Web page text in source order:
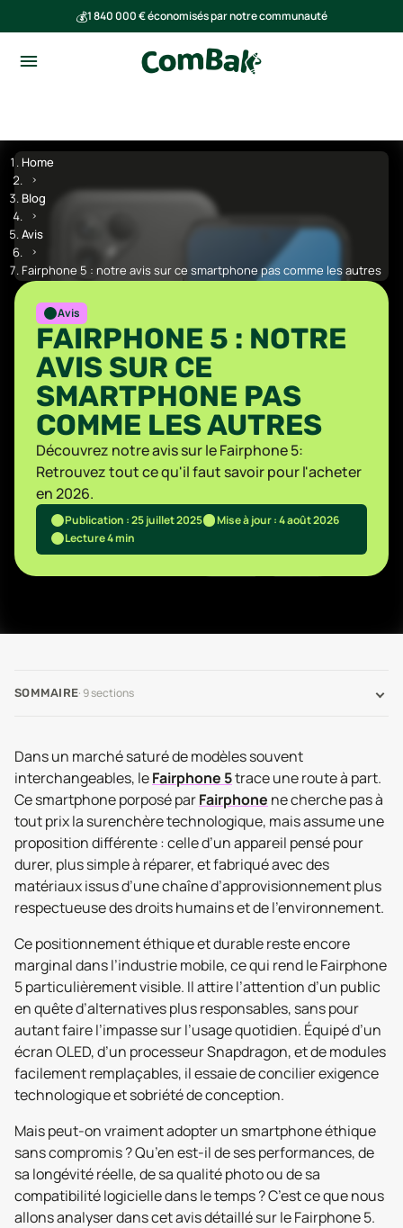
💰1 840 000 € économisés par notre communauté
Home
Blog
Avis
Fairphone 5 : notre avis sur ce smartphone pas comme les autres
Avis
FAIRPHONE 5 : NOTRE
AVIS SUR CE
SMARTPHONE PAS
COMME LES AUTRES
Découvrez notre avis sur le Fairphone 5:
Retrouvez tout ce qu'il faut savoir pour l'acheter
en 2026.
Publication : 25 juillet 2025
Mise à jour : 4 août 2026
Lecture 4 min
SOMMAIRE· 9sections
Dans un marché saturé de modèles souvent
interchangeables, leFairphone 5trace une route à part.
Ce smartphone porposé parFairphone ne cherche pas à
tout prix la surenchère technologique, mais assume une
proposition différente : celle d’un appareil pensé pour
durer, plus simple à réparer, et fabriqué avec des
matériaux issus d’une chaîne d’approvisionnement plus
respectueuse des droits humains et de l’environnement.
Ce positionnement éthique et durable reste encore
marginal dans l’industrie mobile, ce qui rend le Fairphone
5 particulièrement visible. Il attire l’attention d’un public
en quête d’alternatives plus responsables, sans pour
autant faire l’impasse sur l’usage quotidien. Équipé d’un
écran OLED, d’un processeur Snapdragon, et de modules
facilement remplaçables, il essaie de concilier exigence
technologique et sobriété de conception.
Mais peut-on vraiment adopter un smartphone éthique
sans compromis ? Qu’en est-il de ses performances, de
sa longévité réelle, de sa qualité photo ou de sa
compatibilité logicielle dans le temps ? C’est ce que nous
allons analyser dans cet avis détaillé sur le Fairphone 5.